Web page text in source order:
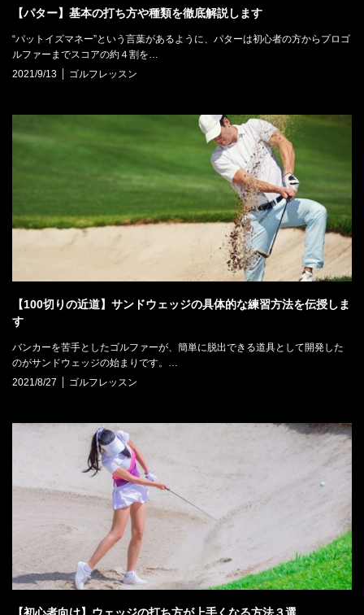
【パター】基本の打ち方や種類を徹底解説します
“パットイズマネー”という言葉があるように、パターは初心者の方からプロゴ
ルファーまでスコアの約４割を…
2021/9/13
ゴルフレッスン
【100切りの近道】サンドウェッジの具体的な練習方法を伝授しま
す
バンカーを苦手としたゴルファーが、簡単に脱出できる道具として開発した
のがサンドウェッジの始まりです。…
2021/8/27
ゴルフレッスン